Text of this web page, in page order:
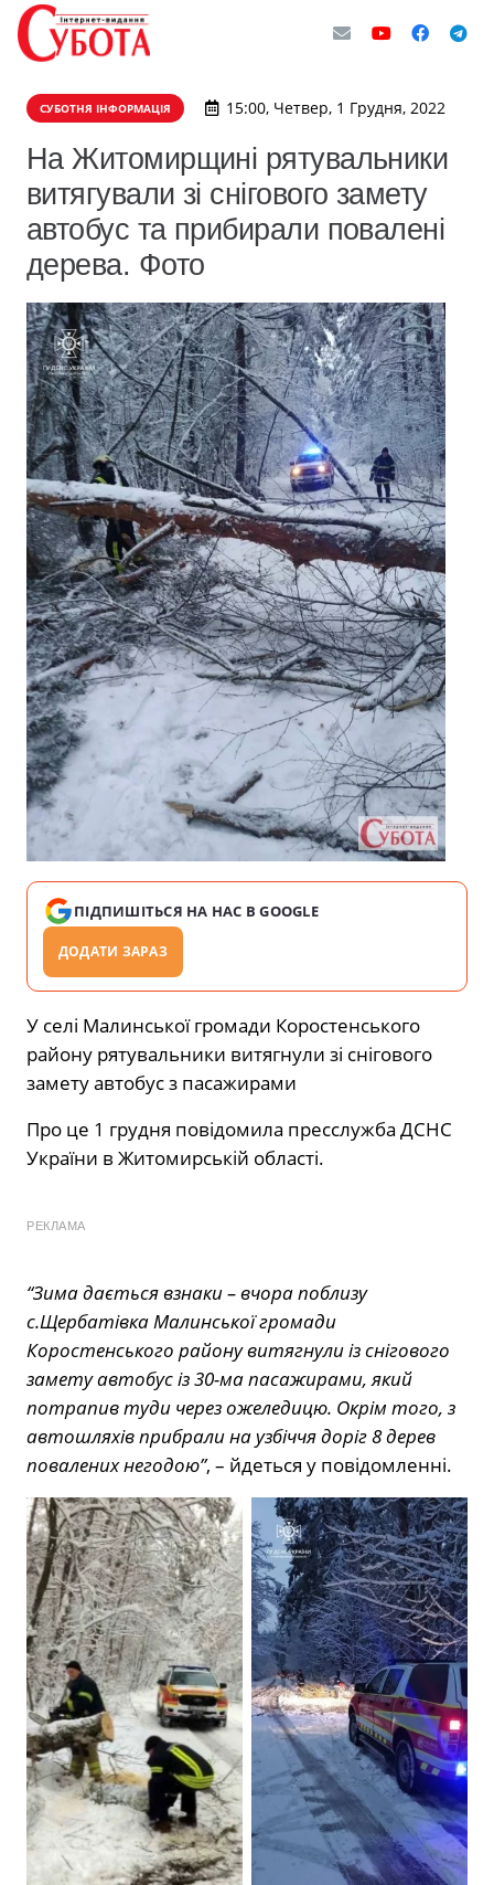
СУБОТНЯ ІНФОРМАЦІЯ 15:00, Четвер, 1 Грудня, 2022
На Житомирщині рятувальники
витягували зі снігового замету
автобус та прибирали повалені
дерева. Фото
ПІДПИШІТЬСЯ НА НАС В GOOGLE
ДОДАТИ ЗАРАЗ
У селі Малинської громади Коростенського
району рятувальники витягнули зі снігового
замету автобус з пасажирами
Про це 1 грудня повідомила пресслужба ДСНС
України в Житомирській області.
РЕКЛАМА
“Зима дається взнаки – вчора поблизу
с.Щербатівка Малинської громади
Коростенського району витягнули із снігового
замету автобус із 30-ма пасажирами, який
потрапив туди через ожеледицю. Окрім того, з
автошляхів прибрали на узбіччя доріг 8 дерев
повалених негодою”, – йдеться у повідомленні.